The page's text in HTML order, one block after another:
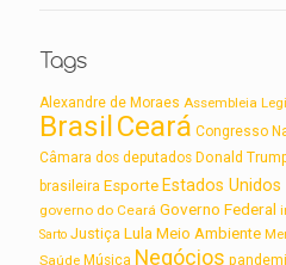
Tags
Alexandre de Moraes Assembleia
BrasilCeará Congresso
Câmara dos deputados Donald
brasileira Esporte Estados Unidos
governo do Ceará Governo Federal
Sarto Justiça Lula Meio Ambiente
Saúde Música Negócios